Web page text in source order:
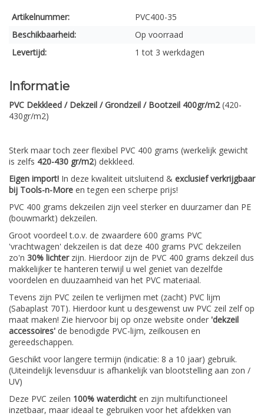
Artikelnummer:
PVC400-35
Beschikbaarheid:
Op voorraad
Levertijd:
1 tot 3 werkdagen
Informatie
PVC Dekkleed / Dekzeil / Grondzeil / Bootzeil 400gr/m2(420-
430gr/m2)
Sterk maar toch zeer flexibel PVC 400 grams (werkelijk gewicht
is zelfs 420-430 gr/m2) dekkleed.
Eigen import! In deze kwaliteit uitsluitend & exclusief verkrijgbaar
bij Tools-n-More en tegen een scherpe prijs!
PVC 400 grams dekzeilen zijn veel sterker en duurzamer dan PE
(bouwmarkt) dekzeilen.
Groot voordeel t.o.v. de zwaardere 600 grams PVC
'vrachtwagen' dekzeilen is dat deze 400 grams PVC dekzeilen
zo'n 30% lichterzijn. Hierdoor zijn de PVC 400 grams dekzeil dus
makkelijker te hanteren terwijl u wel geniet van dezelfde
voordelen en duuzaamheid van het PVC materiaal.
Tevens zijn PVC zeilen te verlijmen met (zacht) PVC lijm
(Sabaplast 70T). Hierdoor kunt u desgewenst uw PVC zeil zelf op
maat maken! Zie hiervoor bij op onze website onder 'dekzeil
accessoires' de benodigde PVC-lijm, zeilkousen en
gereedschappen.
Geschikt voor langere termijn (indicatie: 8 a 10 jaar) gebruik.
(Uiteindelijk levensduur is afhankelijk van blootstelling aan zon /
UV)
Deze PVC zeilen 100% waterdicht en zijn multifunctioneel
inzetbaar, maar ideaal te gebruiken voor het afdekken van